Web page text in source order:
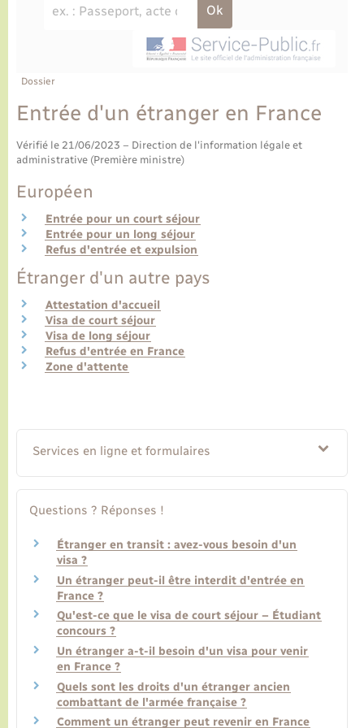
Bulletins d'informations communales
Le personnel municipal
Comment venir à Lyons-la-Forêt
Plan interactif
Présentation de la commune
Histoire et patrimoine
L’intercommunalité
Permis de détention de chien
CIDFF
Etat-civil - Papiers - Citoyenneté
Logement - Urbanisme
Marchés de Lyons-la-Forêt
Nouvel habitant
Numérique et services - accompagnement
Organisation d’événement
Seniors
Transports scolaires
Voirie et espace public
Travaux - Autorisation d’occupation de l’espace
Dossier
Entrée d'un étranger en France
Vérifié le 21/06/2023 – Direction de l'information légale et
administrative (Première ministre)
Européen
Entrée pour un court séjour
Entrée pour un long séjour
Refus d'entrée et expulsion
Étranger d'un autre pays
Attestation d'accueil
Visa de court séjour
Visa de long séjour
Refus d'entrée en France
Zone d'attente
Services en ligne et formulaires
Questions ? Réponses !
Étranger en transit : avez-vous besoin d'un
visa ?
Un étranger peut-il être interdit d'entrée en
France ?
Qu'est-ce que le visa de court séjour – Étudiant
concours ?
Un étranger a-t-il besoin d'un visa pour venir
en France ?
Quels sont les droits d'un étranger ancien
combattant de l'armée française ?
Comment un étranger peut revenir en France